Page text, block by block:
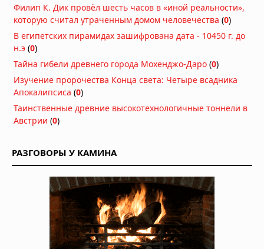
режим чрезвычайной ситуации из-
за лесных пожаров, более 20 тысяч
человек эвакуированы
Град размером с кулак обрушился на
Польшу: разрушенные дома и
разбитые машины
Тайфун «Дельфин» приближается к
07.08.2026 в 12:31
средства борьбы с засухой
07.08.2026 в 09:06
Затонувшие нацистские корабли
стали видны в Дунае из-за
рекордного падения уровня воды
Филип К. Дик провёл шесть часов в «иной реальности»,
которую считал утраченным домом человечества (0)
В египетских пирамидах зашифрована дата - 10450 г. до
н.э (0)
Тайна гибели древнего города Мохенджо-Даро (0)
Изучение пророчества Конца света: Четыре всадника
Апокалипсиса (0)
Таинственные древние высокотехнологичные тоннели в
Австрии (0)
РАЗГОВОРЫ У КАМИНА